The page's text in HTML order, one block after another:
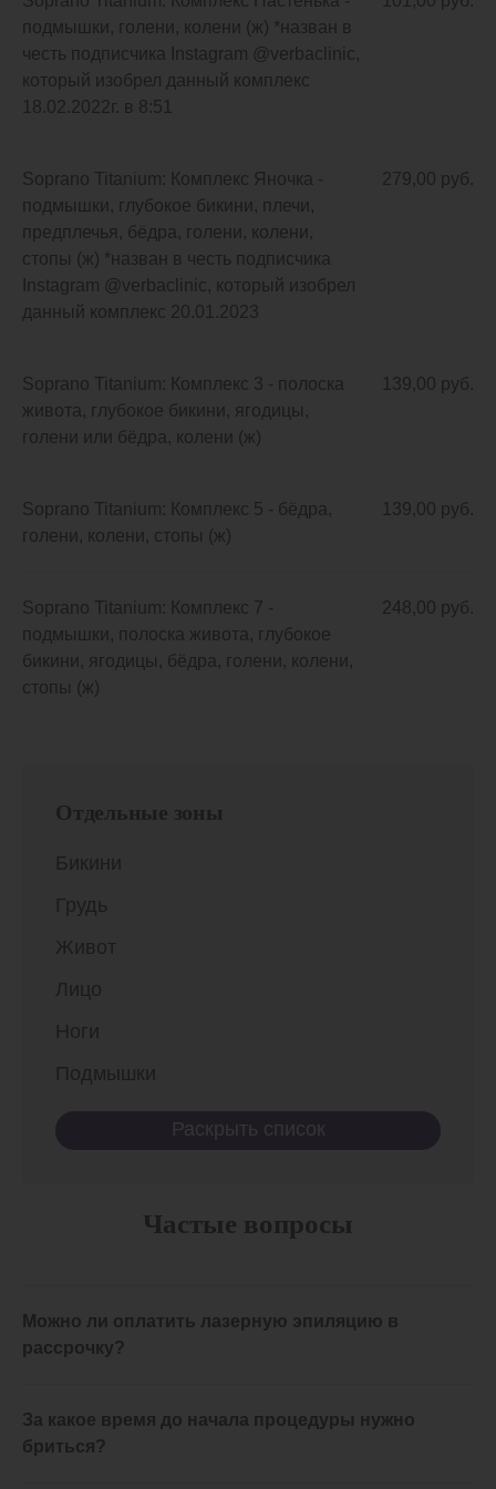
подмышки, голени, колени (ж) *назван в
честь подписчика Instagram @verbaclinic,
который изобрел данный комплекс
18.02.2022г. в 8:51
Soprano Titanium: Комплекс Яночка -
подмышки, глубокое бикини, плечи,
предплечья, бёдра, голени, колени,
стопы (ж) *назван в честь подписчика
Instagram @verbaclinic, который изобрел
данный комплекс 20.01.2023
279,00 руб.
Soprano Titanium: Комплекс 3 - полоска
живота, глубокое бикини, ягодицы,
голени или бёдра, колени (ж)
139,00 руб.
Soprano Titanium: Комплекс 5 - бёдра,
голени, колени, стопы (ж)
139,00 руб.
Soprano Titanium: Комплекс 7 -
подмышки, полоска живота, глубокое
бикини, ягодицы, бёдра, голени, колени,
стопы (ж)
248,00 руб.
Отдельные зоны
Бикини
Грудь
Живот
Лицо
Ноги
Подмышки
Раскрыть список
Частые вопросы
Можно ли оплатить лазерную эпиляцию в
рассрочку?
карте рассрочки "Халва".
Период рассрочки —
За какое время до начала процедуры нужно
бриться?